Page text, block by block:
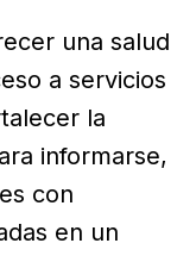
una salud
a servicios
la
informarse,
con
en un